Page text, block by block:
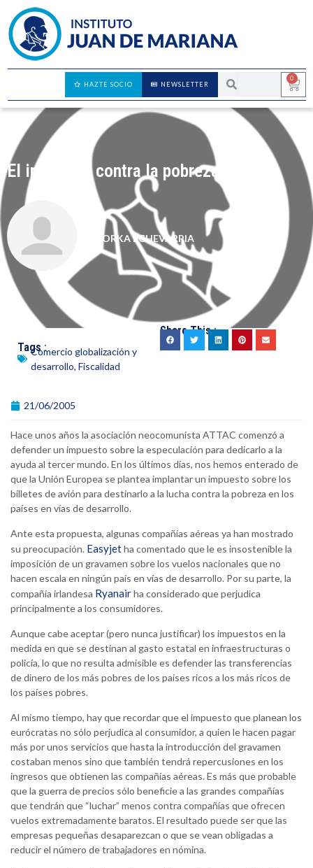
0
NEWSLETTER
HAZTE SOCIO
El impuesto contra la pobreza
GORKA ECHEVARRIA
Tags :
Comercio globalización y
desarrollo, Fiscalidad
Share This :
21/06/2005
Hace unos años la asociación neocomunista ATTAC comenzó a
defender un impuesto sobre la especulación para dedicarlo a la
ayuda al tercer mundo. En los últimos días, nos hemos enterado de
que la Unión Europea se plantea implantar un impuesto sobre los
billetes de avión para destinarlo a la lucha contra la pobreza en los
países en vías de desarrollo.
Ante esta propuesta, algunas compañías aéreas ya han mostrado
su preocupación. Easyjetha comentado que le es insostenible la
imposición de un gravamen sobre los vuelos nacionales que no
hacen escala en ningún país en vías de desarrollo. Por su parte, la
compañía irlandesa Ryanairha considerado que perjudica
principalmente a los consumidores.
Aunque cabe aceptar (pero nunca justificar) los impuestos en la
medida en que se destinan al gasto estatal en infraestructuras o
policía, lo que no resulta admisible es defender las transferencias
de dinero de los más pobres de los países ricos a los más ricos de
los países pobres.
Al mismo tiempo, hay que recordar que el impuesto que planean los
eurócratas no sólo perjudica al consumidor, a quien le hacen pagar
más por unos servicios que hasta la introducción del gravamen
costaban menos sino que también tendrá repercusiones en los
ingresos que obtienen las compañías aéreas. Es más que probable
que la guerra de precios sólo beneficie a las grandes compañías
que tendrán que “luchar” menos contra compañías que ofrecen
vuelos extremadamente baratos. El resultado puede ser que las
empresas pequeñas desaparezcan o que se vean obligadas a
reducir el número de trabajadores en nómina.